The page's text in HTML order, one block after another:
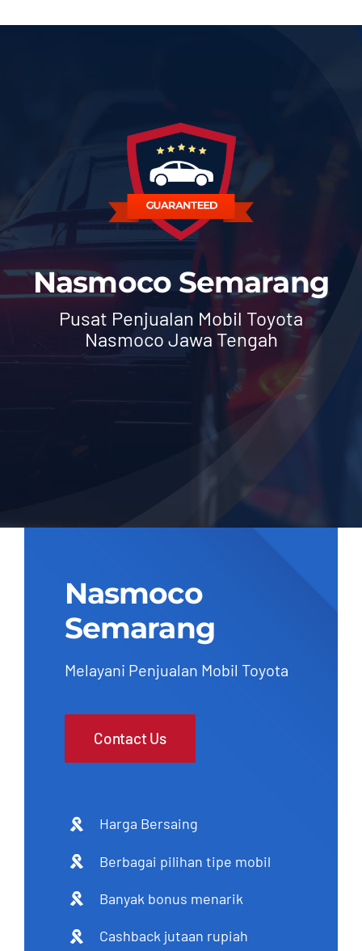
Nasmoco Semarang
Pusat Penjualan Mobil Toyota
Nasmoco Jawa Tengah
Nasmoco
Semarang
Melayani Penjualan Mobil Toyota
Contact Us
Harga Bersaing
Berbagai pilihan tipe mobil
Banyak bonus menarik
Cashback jutaan rupiah